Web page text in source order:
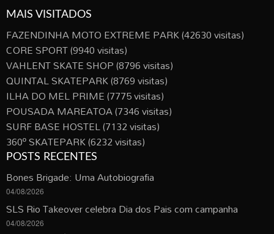
MAIS VISITADOS
FAZENDINHA MOTO EXTREME PARK(42630 visitas)
CORE SPORT(9940 visitas)
VAHLENT SKATE SHOP(8796 visitas)
QUINTAL SKATEPARK(8769 visitas)
ILHA DO MEL PRIME(7775 visitas)
POUSADA MAREATOA(7346 visitas)
SURF BASE HOSTEL(7132 visitas)
360º SKATEPARK(6232 visitas)
POSTS RECENTES
Bones Brigade: Uma Autobiografia
04/08/2026
SLS Rio Takeover celebra Dia dos Pais com campanha
04/08/2026